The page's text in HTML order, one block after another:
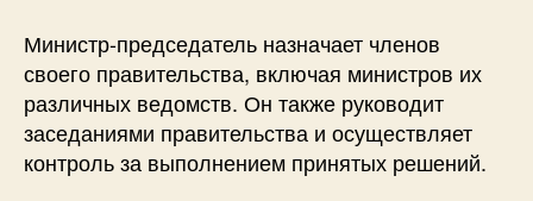
Министр-председатель назначает членов
своего правительства, включая министров их
различных ведомств. Он также руководит
заседаниями правительства и осуществляет
контроль за выполнением принятых решений.